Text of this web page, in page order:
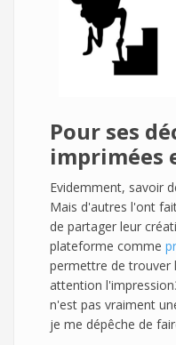
Pour ses
imprimées
Evidemment, savoir
Mais d'autres l'ont
de partager leur
plateforme comme
permettre de trouver
attention
n'est pas vraiment
je me dépêche de